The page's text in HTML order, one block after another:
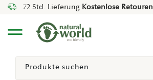
72 Std. Lieferung Kostenlose Retouren
Menü
Suchen